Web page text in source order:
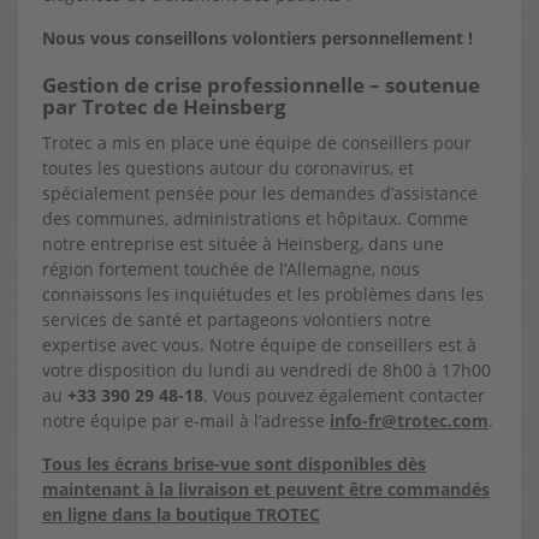
Nous vous conseillons volontiers personnellement !
Gestion de crise professionnelle – soutenue
par Trotec de Heinsberg
Trotec a mis en place une équipe de conseillers pour
toutes les questions autour du coronavirus, et
spécialement pensée pour les demandes d’assistance
des communes, administrations et hôpitaux. Comme
notre entreprise est située à Heinsberg, dans une
région fortement touchée de l’Allemagne, nous
connaissons les inquiétudes et les problèmes dans les
services de santé et partageons volontiers notre
expertise avec vous. Notre équipe de conseillers est à
votre disposition du lundi au vendredi de 8h00 à 17h00
au +33 390 29 48-18. Vous pouvez également contacter
notre équipe par e-mail à l’adresse info-fr@trotec.com.
Tous les écrans brise-vue sont disponibles dès
maintenant à la livraison et peuvent être commandés
en ligne dans la boutique TROTEC